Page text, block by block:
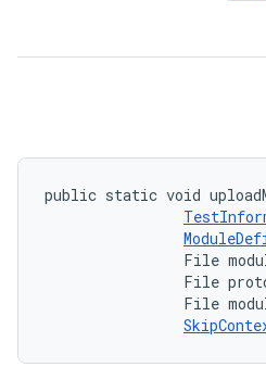
public static void
File
File
File